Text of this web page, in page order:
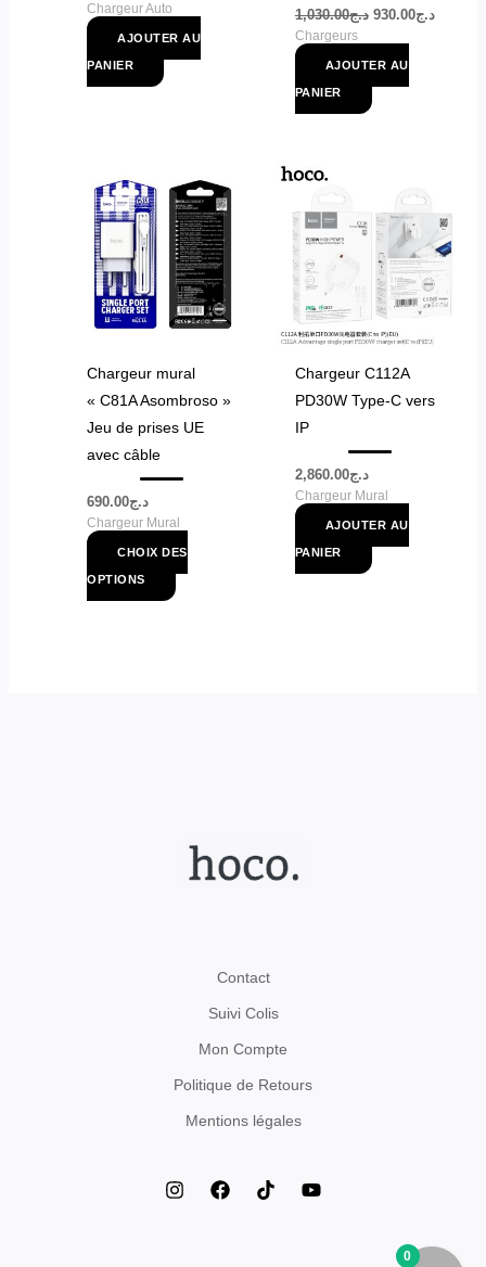
Chargeur Auto
AJOUTER AU
PANIER
د.ج1,030.00 د.ج930.00
Chargeurs
AJOUTER AU
PANIER
Chargeur mural
« C81A Asombroso »
Jeu de prises UE
avec câble
د.ج690.00
Chargeur Mural
CHOIX DES
OPTIONS
produit
a
plusieurs
variations.
Les
du
produit
Chargeur C112A
PD30W Type-C vers
IP
د.ج2,860.00
Chargeur Mural
AJOUTER AU
PANIER
Contact
Suivi Colis
Mon Compte
Politique de Retours
Mentions légales
0